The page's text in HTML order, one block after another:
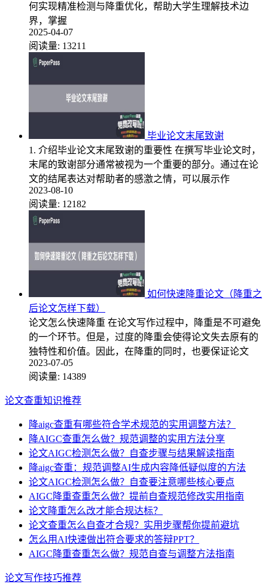
何实现精准检测与降重优化，帮助大学生理解技术边
界，掌握
2025-04-07
阅读量: 13211
毕业论文末尾致谢
1. 介绍毕业论文末尾致谢的重要性 在撰写毕业论文时，
末尾的致谢部分通常被视为一个重要的部分。通过在论
文的结尾表达对帮助者的感激之情，可以展示作
2023-08-10
阅读量: 12182
如何快速降重论文（降重之
后论文怎样下载）
论文怎么快速降重 在论文写作过程中，降重是不可避免
的一个环节。但是，过度的降重会使得论文失去原有的
独特性和价值。因此，在降重的同时，也要保证论文
2023-07-05
阅读量: 14389
论文查重知识推荐
降aigc查重有哪些符合学术规范的实用调整方法？
降AIGC查重怎么做？规范调整的实用方法分享
论文AIGC检测怎么做？自查步骤与结果解读指南
降aigc查重：规范调整AI生成内容降低疑似度的方法
论文AIGC检测怎么做？自查要注意哪些核心要点
AIGC降重查重怎么做？提前自查规范修改实用指南
论文降重怎么改才能合规达标？
论文查重怎么自查才合规？实用步骤帮你提前避坑
怎么用AI快速做出符合要求的答辩PPT？
AIGC降重查重怎么做？规范自查与调整方法指南
论文写作技巧推荐